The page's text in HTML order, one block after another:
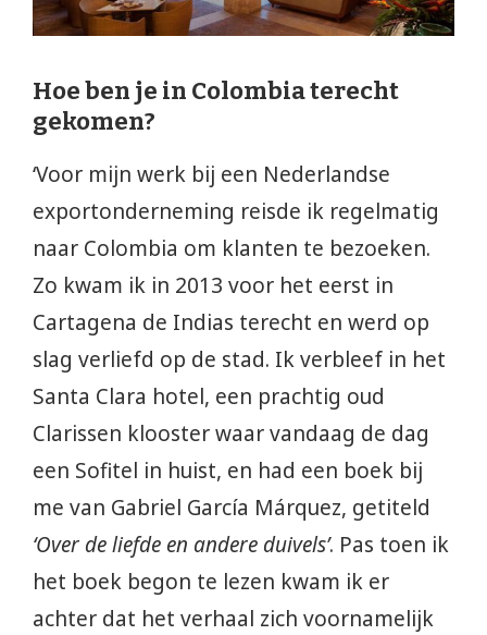
Hoe ben je in Colombia terecht
gekomen?
‘Voor mijn werk bij een Nederlandse
exportonderneming reisde ik regelmatig
naar Colombia om klanten te bezoeken.
Zo kwam ik in 2013 voor het eerst in
Cartagena de Indias terecht en werd op
slag verliefd op de stad. Ik verbleef in het
Santa Clara hotel, een prachtig oud
Clarissen klooster waar vandaag de dag
een Sofitel in huist, en had een boek bij
me van Gabriel García Márquez, getiteld
‘Over de liefde en andere duivels’. Pas toen ik
het boek begon te lezen kwam ik er
achter dat het verhaal zich voornamelijk